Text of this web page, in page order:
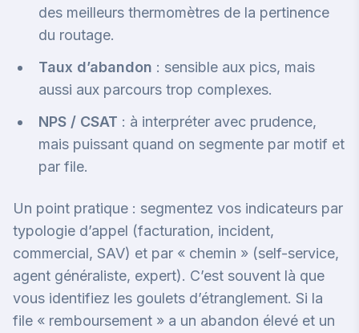
des meilleurs thermomètres de la pertinence
du routage.
Taux d’abandon : sensible aux pics, mais
aussi aux parcours trop complexes.
NPS / CSAT : à interpréter avec prudence,
mais puissant quand on segmente par motif et
par file.
Un point pratique : segmentez vos indicateurs par
typologie d’appel (facturation, incident,
commercial, SAV) et par « chemin » (self-service,
agent généraliste, expert). C’est souvent là que
vous identifiez les goulets d’étranglement. Si la
file « remboursement » a un abandon élevé et un